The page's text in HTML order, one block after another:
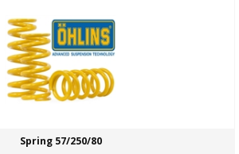
Spring 57/250/80